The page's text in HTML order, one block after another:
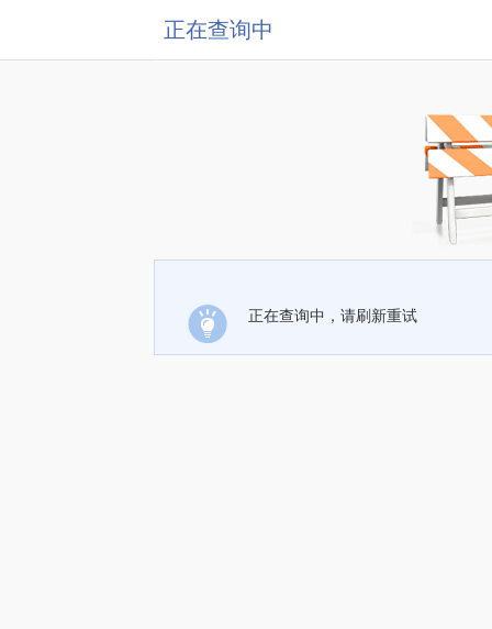
正在查询中
正在查询中，请刷新重试